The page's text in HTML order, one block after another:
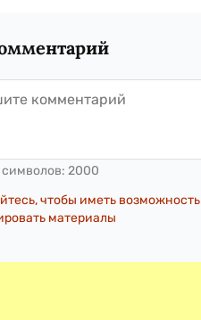
символов: 2000
чтобы иметь возможность
материалы